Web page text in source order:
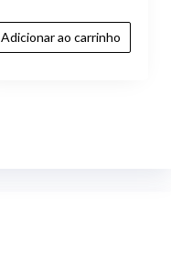
Adicionar ao carrinho